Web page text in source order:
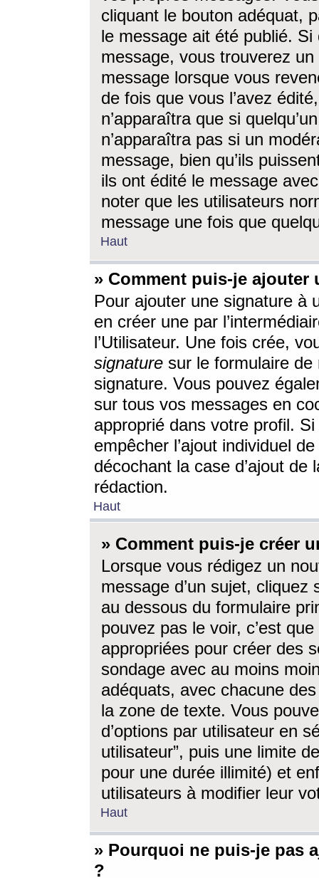
cliquant le bouton adéquat,
le message ait été publié. Si
message, vous trouverez
message lorsque vous
de fois que vous l’avez
n’apparaîtra que si
n’apparaîtra pas si un
message, bien qu’ils
ils ont édité le message
noter que les utilisateurs
message une fois que
Haut
» Comment puis-je ajouter
Pour ajouter une signature à
en créer une par
l’Utilisateur. Une fois crée,
signature sur le formulaire de
signature. Vous pouvez
sur tous vos messages en
approprié dans votre profil.
empêcher l’ajout individuel
décochant la case d’ajout
rédaction.
Haut
» Comment puis-je créer
Lorsque vous rédigez un
message d’un sujet, cliquez
au dessous du formulaire
pouvez pas le voir, c’est
appropriées pour créer des
sondage avec au moins
adéquats, avec chacune
la zone de texte. Vous
d’options par utilisateur en
utilisateur”, puis une limite
pour une durée illimité) et
utilisateurs à modifier leur
Haut
» Pourquoi ne puis-je pas
?